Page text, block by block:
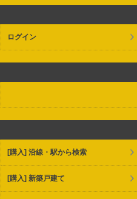
ログイン
[購入] 沿線・駅から検索
[購入] 新築戸建て